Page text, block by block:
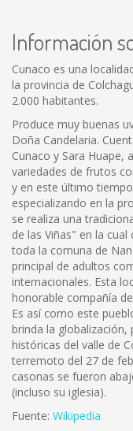
Información
Cunaco es una
la provincia de
2.000 habitantes.
Produce muy buenas
Doña Candelaria.
Cunaco y Sara Huape,
variedades de frutos
y en este último
especializando en la
se realiza una
de las Viñas" en la
toda la comuna de
principal de adultos
internacionales. Esta
honorable compañía
Es así como este
brinda la globalización,
históricas del valle de
terremoto del 27 de
casonas se fueron
(incluso su iglesia).
Fuente: Wikipedia